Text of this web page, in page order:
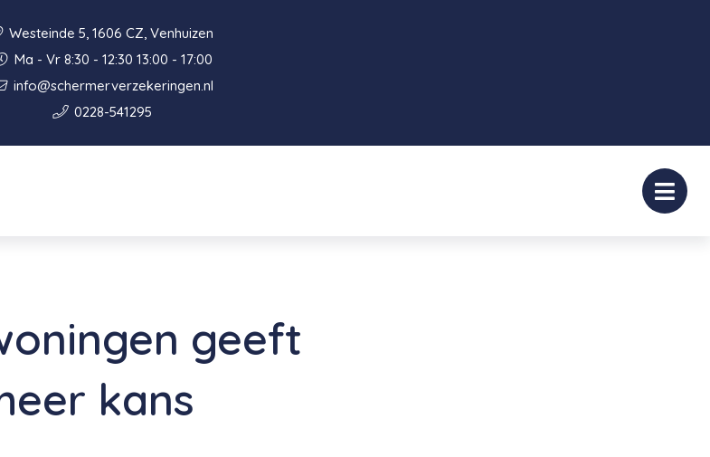
Westeinde 5, 1606 CZ, Venhuizen
Ma - Vr 8:30 - 12:30 13:00 - 17:00
info@schermerverzekeringen.nl
0228-541295
geeft
kans